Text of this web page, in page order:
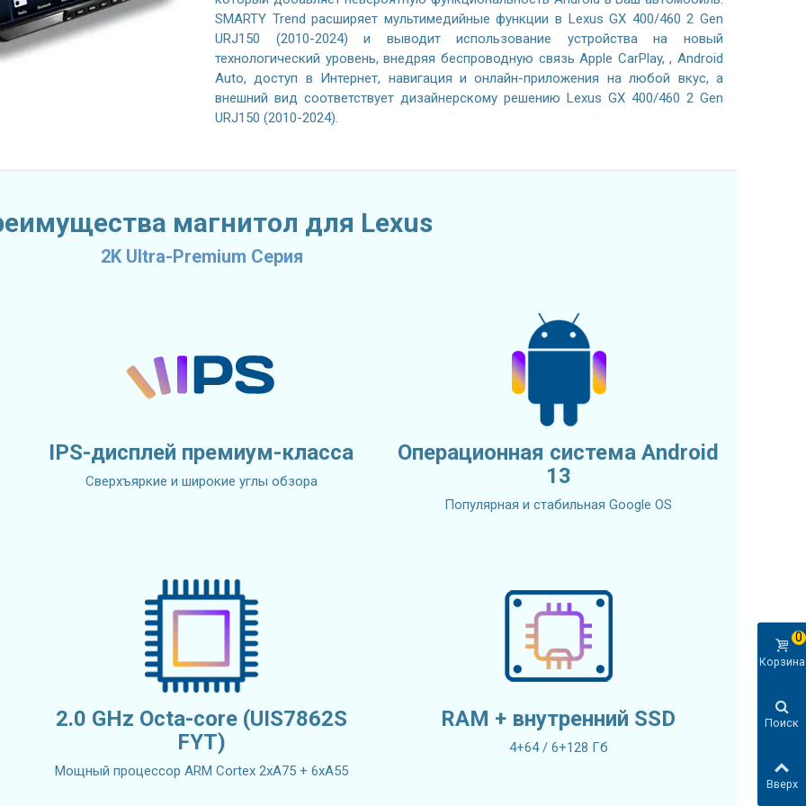
SMARTY Trend расширяет мультимедийные функции в Lexus GX 400/460 2 Gen
URJ150 (2010-2024) и выводит использование устройства на новый
технологический уровень, внедряя беспроводную связь Apple CarPlay, , Android
Auto, доступ в Интернет, навигация и онлайн-приложения на любой вкус, а
внешний вид соответствует дизайнерскому решению Lexus GX 400/460 2 Gen
URJ150 (2010-2024).
магнитол для Lexus
2K Ultra-Premium Серия
IPS-дисплей премиум-класса
Сверхъяркие и широкие углы обзора
Операционная система Android
13
Популярная и стабильная Google OS
2.0 GHz Octa-core (UIS7862S
FYT)
Мощный процессор ARM Cortex 2xA75 + 6xA55
RAM + внутренний SSD
4+64 / 6+128 Гб
Корзина
0
Поиск
Вверх